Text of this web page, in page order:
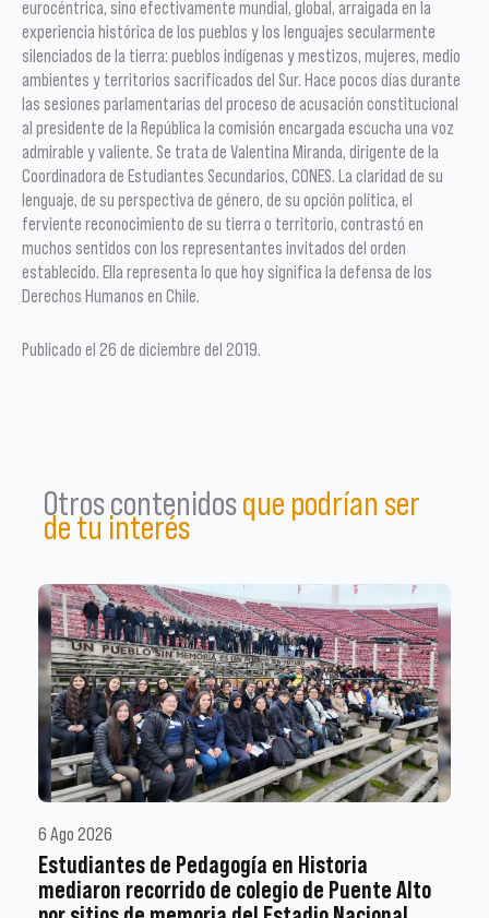
eurocéntrica, sino efectivamente mundial, global, arraigada en la
experiencia histórica de los pueblos y los lenguajes secularmente
silenciados de la tierra: pueblos indígenas y mestizos, mujeres, medio
ambientes y territorios sacrificados del Sur. Hace pocos días durante
las sesiones parlamentarias del proceso de acusación constitucional
al presidente de la República la comisión encargada escucha una voz
admirable y valiente. Se trata de Valentina Miranda, dirigente de la
Coordinadora de Estudiantes Secundarios, CONES. La claridad de su
lenguaje, de su perspectiva de género, de su opción política, el
ferviente reconocimiento de su tierra o territorio, contrastó en
muchos sentidos con los representantes invitados del orden
establecido. Ella representa lo que hoy significa la defensa de los
Derechos Humanos en Chile.
Publicado el 26 de diciembre del 2019.
Otros contenidosque podrían ser
de tu interés
6 Ago 2026
Estudiantes de Pedagogía en Historia
mediaron recorrido de colegio de Puente Alto